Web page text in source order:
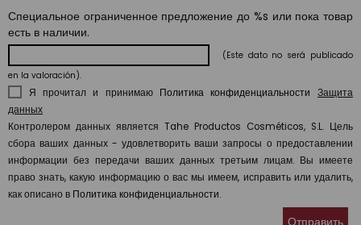
Специальное ограниченное предложение до %s или пока товар
есть в наличии.
(Este dato no será publicado
en la valoración).
Я прочитал и принимаю Политика конфиденциальности
Защита
данных
Контролером данных является Tahe Productos Cosméticos, S.L. Цель
сбора ваших данных - удовлетворить ваши запросы о предоставлении
информации без передачи ваших данных третьим лицам. Вы имеете
право знать, какую информацию о вас мы имеем, исправить или удалить,
как описано в Политика конфиденциальности.
Отправить